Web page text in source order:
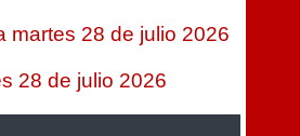
martes 28 de julio 2026
28 de julio 2026